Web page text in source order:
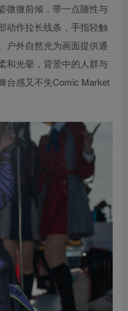
微微前倾，带一点随性与
动作拉长线条，手指轻触
户外自然光为画面提供通
和光晕，背景中的人群与
台感又不失Comic Market